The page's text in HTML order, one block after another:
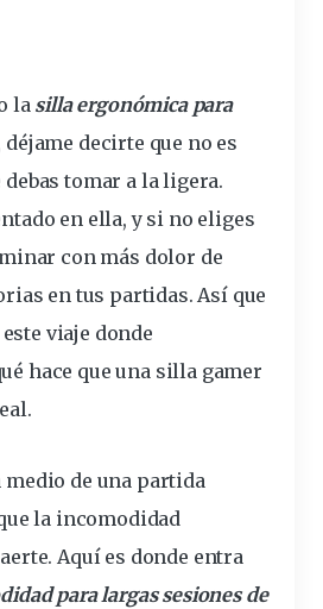
la sillaergonómica para
decirte que no es
tomar a la ligera.
en ella, y si no eliges
conmás dolor de
en tus partidas. Así que
viaje donde
hace que una silla gamer
.
de una partida
la incomodidad
Aquí es donde entra
paralargassesiones de